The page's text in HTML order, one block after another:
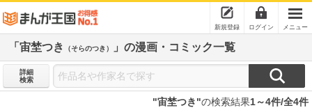
新規登録 ログイン メニュー
「宙埜つき （そらのつき） 」の漫画・コミック一覧
詳細
検索
"宙埜つき"の検索結果1～4件/全4件